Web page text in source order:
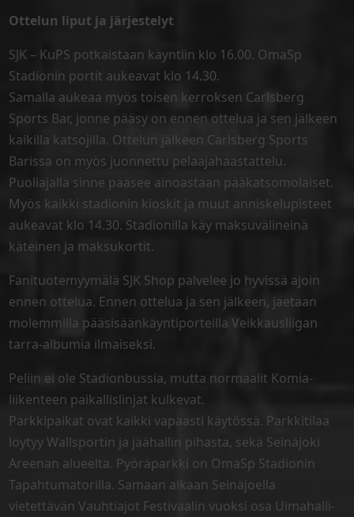
Ottelun liput ja järjestelyt
SJK – KuPS potkaistaan käyntiin klo 16.00. OmaSp
Stadionin portit aukeavat klo 14.30.
Samalla aukeaa myös toisen kerroksen Carlsberg
Sports Bar, jonne pääsy on ennen ottelua ja sen jälkeen
kaikilla katsojilla. Ottelun jälkeen Carlsberg Sports
Barissa on myös juonnettu pelaajahaastattelu.
Puoliajalla sinne pääsee ainoastaan pääkatsomolaiset.
Myös kaikki stadionin kioskit ja muut anniskelupisteet
aukeavat klo 14.30. Stadionilla käy maksuvälineinä
käteinen ja maksukortit.
Fanituotemyymälä SJK Shop palvelee jo hyvissä ajoin
ennen ottelua. Ennen ottelua ja sen jälkeen, jaetaan
molemmilla pääsisäänkäyntiporteilla Veikkausliigan
tarra-albumia ilmaiseksi.
Peliin ei ole Stadionbussia, mutta normaalit Komia-
liikenteen paikallislinjat kulkevat.
Parkkipaikat ovat kaikki vapaasti käytössä. Parkkitilaa
löytyy Wallsportin ja jäähallin pihasta, sekä Seinäjoki
Areenan alueelta. Pyöräparkki on OmaSp Stadionin
Tapahtumatorilla. Samaan aikaan Seinäjoella
vietettävän Vauhtiajot Festivaalin vuoksi osa Uimahalli-